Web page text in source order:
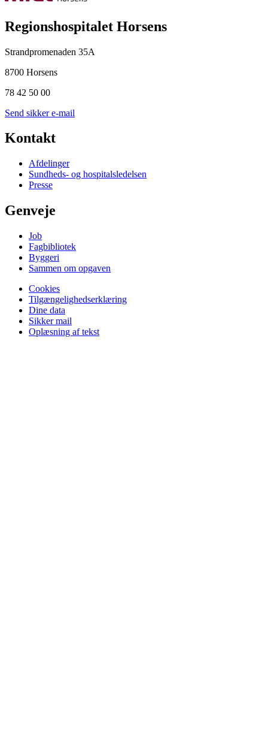
Regionshospitalet Horsens
Strandpromenaden 35A
8700 Horsens
78 42 50 00
Send sikker e-mail
Kontakt
Afdelinger
Sundheds- og hospitalsledelsen
Presse
Genveje
Job
Fagbibliotek
Byggeri
Sammen om opgaven
Cookies
Tilgængelighedserklæring
Dine data
Sikker mail
Oplæsning af tekst